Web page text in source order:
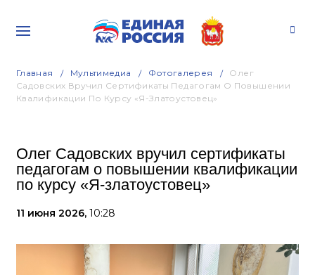
Главная Мультимедиа Фотогалерея
Олег
Садовских Вручил Сертификаты Педагогам О Повышении
Квалификации По Курсу «Я-Златоустовец»
Олег Садовских вручил сертификаты
педагогам о повышении квалификации
по курсу «Я-златоустовец»
11 июня 2026, 10:28